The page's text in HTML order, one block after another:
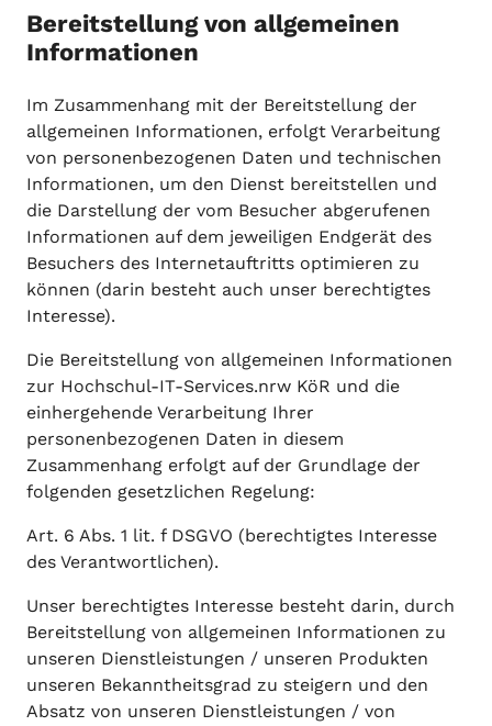
Bereitstellung von allgemeinen
Informationen
Im Zusammenhang mit der Bereitstellung der
allgemeinen Informationen, erfolgt Verarbeitung
von personenbezogenen Daten und technischen
Informationen, um den Dienst bereitstellen und
die Darstellung der vom Besucher abgerufenen
Informationen auf dem jeweiligen Endgerät des
Besuchers des Internetauftritts optimieren zu
können (darin besteht auch unser berechtigtes
Interesse).
Die Bereitstellung von allgemeinen Informationen
zur Hochschul-IT-Services.nrw KöR und die
einhergehende Verarbeitung Ihrer
personenbezogenen Daten in diesem
Zusammenhang erfolgt auf der Grundlage der
folgenden gesetzlichen Regelung:
Art. 6 Abs. 1 lit. f DSGVO (berechtigtes Interesse
des Verantwortlichen).
Unser berechtigtes Interesse besteht darin, durch
Bereitstellung von allgemeinen Informationen zu
unseren Dienstleistungen / unseren Produkten
unseren Bekanntheitsgrad zu steigern und den
Absatz von unseren Dienstleistungen / von